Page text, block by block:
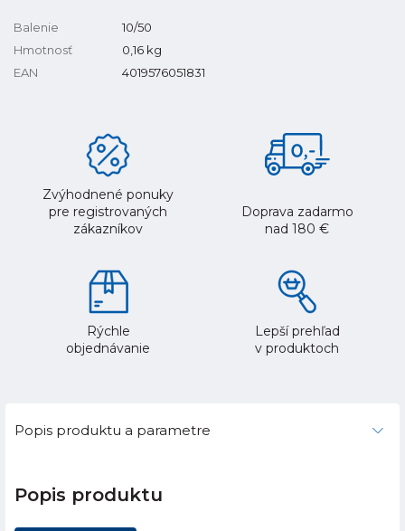
Balenie
10/50
Hmotnosť
0,16 kg
EAN
4019576051831
Zvýhodnené ponuky
pre registrovaných
zákazníkov
Doprava zadarmo
nad 180 €
Rýchle
objednávanie
Lepší prehľad
v produktoch
Popis produktu a parametre
Popis produktu